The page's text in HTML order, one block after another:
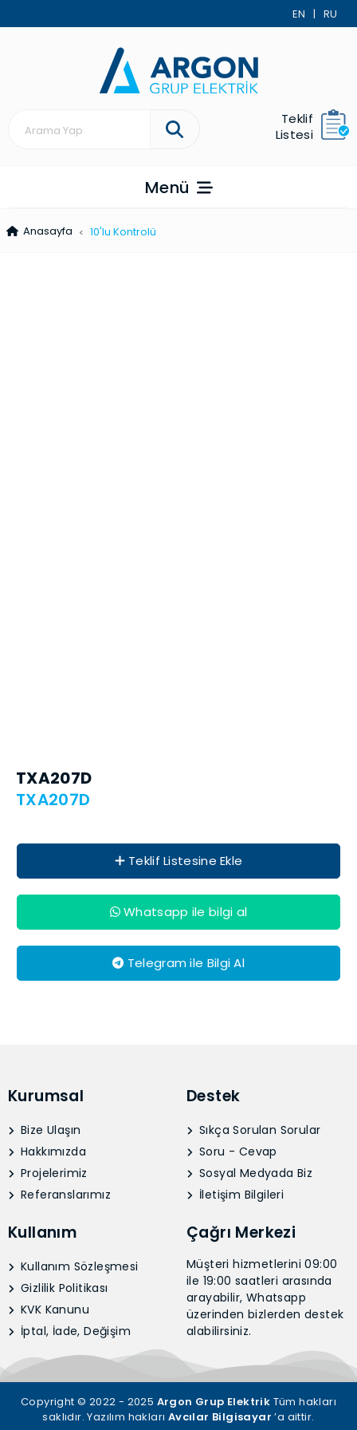
EN | RU
Teklif
Listesi
Menü
Anasayfa 10'lu Kontrolü
TXA207D
TXA207D
Teklif Listesine Ekle
Whatsapp ile bilgi al
Telegram ile Bilgi Al
Kurumsal
Bize Ulaşın
Hakkımızda
Projelerimiz
Referanslarımız
Destek
Sıkça Sorulan Sorular
Soru - Cevap
Sosyal Medyada Biz
İletişim Bilgileri
Kullanım
Kullanım Sözleşmesi
Gizlilik Politikası
KVK Kanunu
İptal, İade, Değişim
Çağrı Merkezi
Müşteri hizmetlerini 09:00
ile 19:00 saatleri arasında
arayabilir, Whatsapp
üzerinden bizlerden destek
alabilirsiniz.
Copyright © 2022 - 2025 Argon Grup Elektrik Tüm hakları
saklıdır. Yazılım hakları Avcılar Bilgisayar ’a aittir.